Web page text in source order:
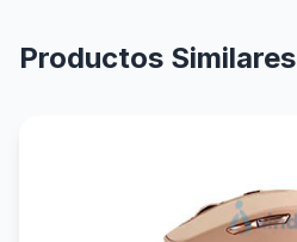
Productos Similares